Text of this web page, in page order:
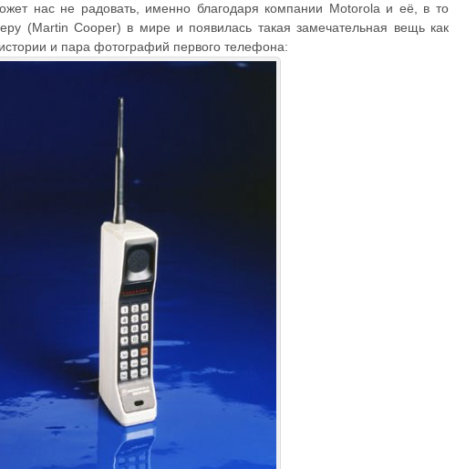
нас не радовать, именно благодаря компании Motorola и её, в то
(Martin Cooper) в мире и появилась такая замечательная вещь как
и пара фотографий первого телефона: